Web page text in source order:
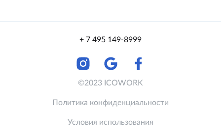
+ 7 495 149-8999
©2023 ICOWORK
Политика конфиденциальности
Условия использования